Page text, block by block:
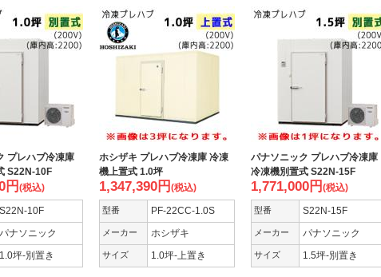
プレハブ冷凍庫
S22N-10F
円 (税込)
S22N-10F
パナソニック
1.0坪-別置き
ホシザキ プレハブ冷凍庫 冷凍
機上置式 1.0坪
1,347,390円 (税込)
型番 PF-22CC-1.0S
メーカー ホシザキ
サイズ 1.0坪-上置き
パナソニック プレハブ冷凍庫
冷凍機別置式 S22N-15F
1,771,000円 (税込)
型番 S22N-15F
メーカー パナソニック
サイズ 1.5坪-別置き